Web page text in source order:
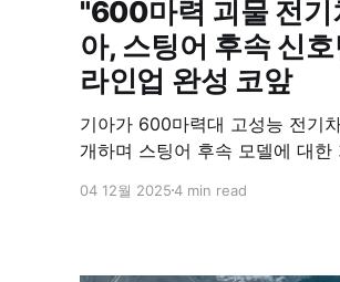
"600마력 괴물 전기
아, 스팅어 후속 신
라인업 완성 코앞
기아가 600마력대 고성능 전기
개하며 스팅어 후속 모델에 대한
2026~2027년 출시를 예상했다.
04 12월 20254 min read